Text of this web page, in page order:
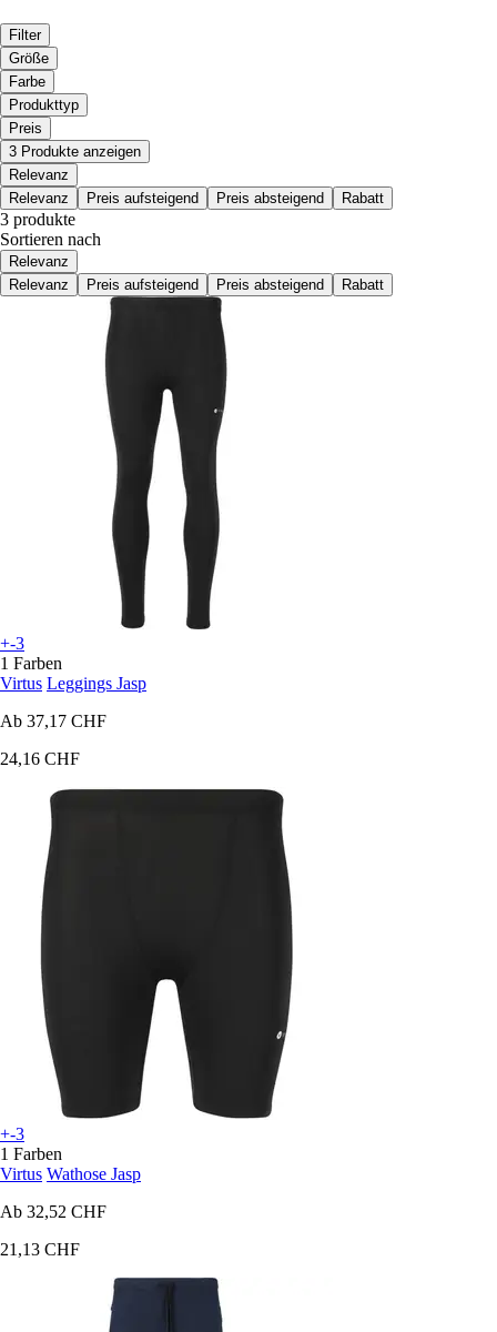
Filter
Größe
Farbe
Produkttyp
Preis
3 Produkte anzeigen
Relevanz
Relevanz
Preis aufsteigend Preis absteigend Rabatt
3 produkte
Sortieren nach
Relevanz
Relevanz
Preis aufsteigend Preis absteigend Rabatt
+-3
1 Farben
Virtus Leggings Jasp
Ab 37,17 CHF
24,16 CHF
+-3
1 Farben
Virtus Wathose Jasp
Ab 32,52 CHF
21,13 CHF